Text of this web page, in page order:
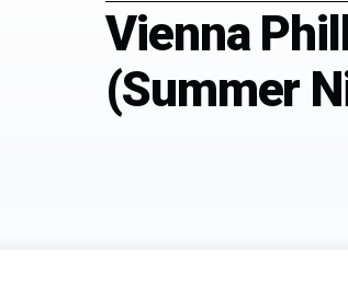
Vienna
(Summer